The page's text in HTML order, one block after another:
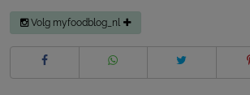
Volg myfoodblog_nl